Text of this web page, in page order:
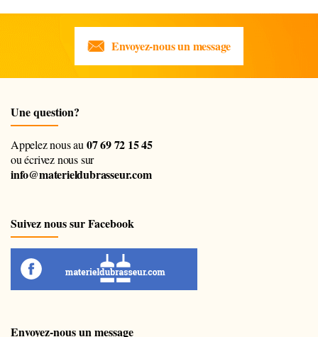
Envoyez-nous un message
Une question?
Appelez nous au 07 69 72 15 45
ou écrivez nous sur
info@materieldubrasseur.com
Suivez nous sur Facebook
Envoyez-nous un message